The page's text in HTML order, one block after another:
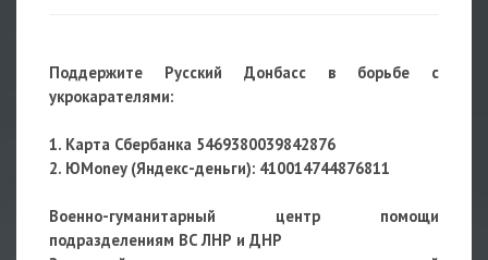
Поддержите Русский Донбасс в борьбе с
укрокарателями:
1. Карта Сбербанка 5469380039842876
2. ЮMoney (Яндекс-деньги): 410014744876811
Военно-гуманитарный центр помощи
подразделениям ВС ЛНР и ДНР